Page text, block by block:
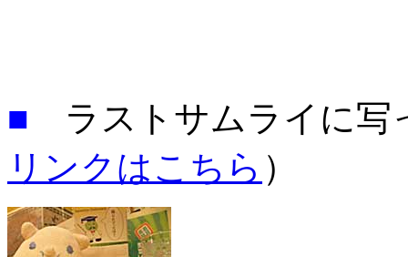
■ ラストサムライに
リンクはこちら ）